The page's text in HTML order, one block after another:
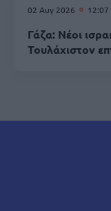
02 Αυγ 2026 12:07
Γάζα: Νέοι
Τουλάχιστον